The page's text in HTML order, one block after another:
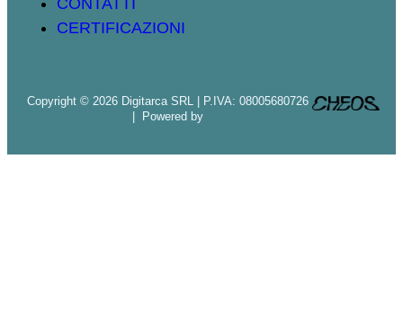
CERTIFICAZIONI
Copyright © 2026 Digitarca SRL | P.IVA: 08005680726
| Powered by